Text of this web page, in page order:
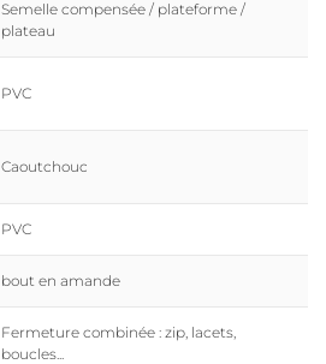
Semelle compensée / plateforme /
plateau
PVC
Caoutchouc
PVC
bout en amande
Fermeture combinée : zip, lacets,
boucles...